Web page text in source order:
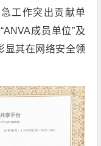
工作突出贡献单
成员单位”及
显其在网络安全领